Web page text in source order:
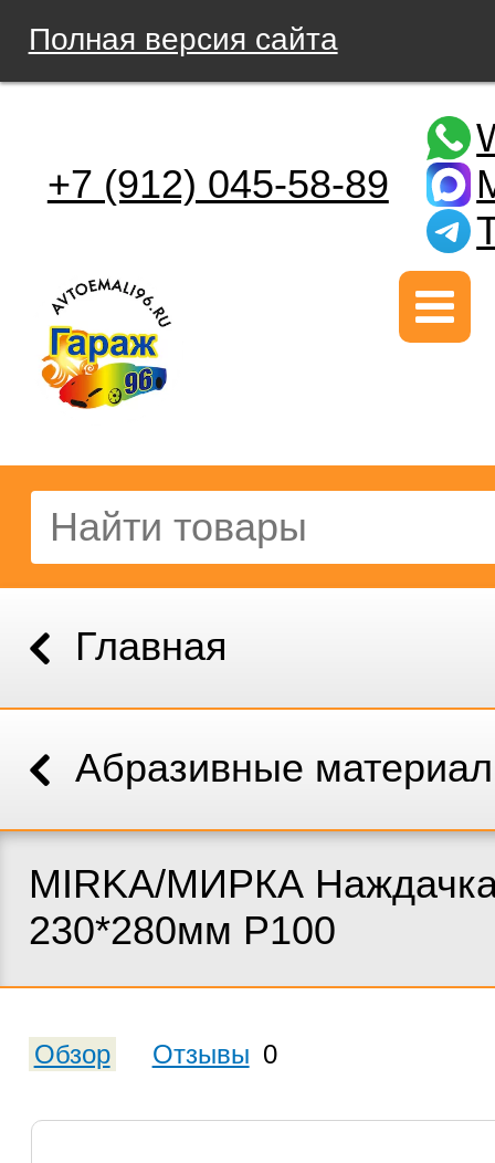
Полная версия сайта
+7 (912) 045-58-89
Главная
Абразивные
MIRKA/МИРКА
230*280мм P100
Обзор Отзывы 0